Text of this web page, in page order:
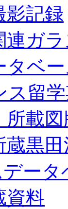
影記録
連ガ
タベ
ス留
所載
蔵黒
ータ
資料